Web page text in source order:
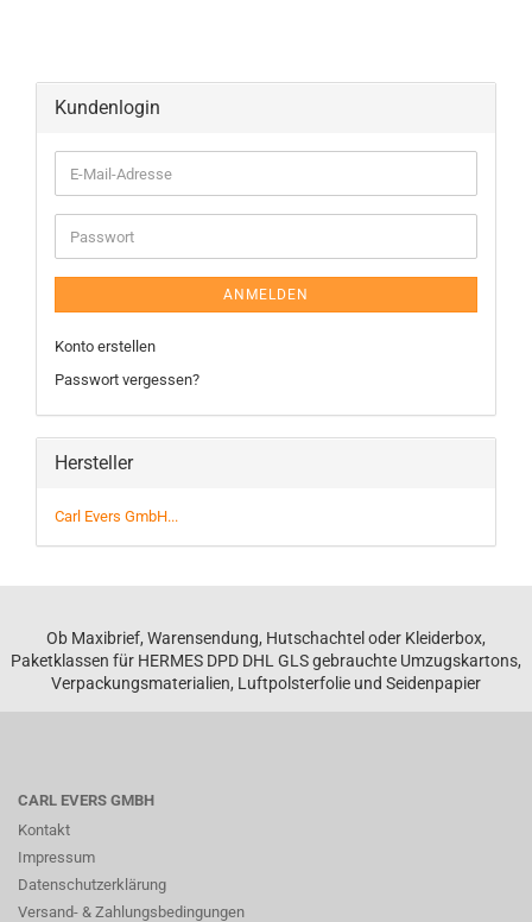
Kundenlogin
ANMELDEN
Konto erstellen
Passwort vergessen?
Hersteller
Carl Evers GmbH...
Ob Maxibrief, Warensendung, Hutschachtel oder Kleiderbox,
Paketklassen für HERMES DPD DHL GLS gebrauchte Umzugskartons,
Verpackungsmaterialien, Luftpolsterfolie und Seidenpapier
CARL EVERS GMBH
Kontakt
Impressum
Datenschutzerklärung
Versand- & Zahlungsbedingungen